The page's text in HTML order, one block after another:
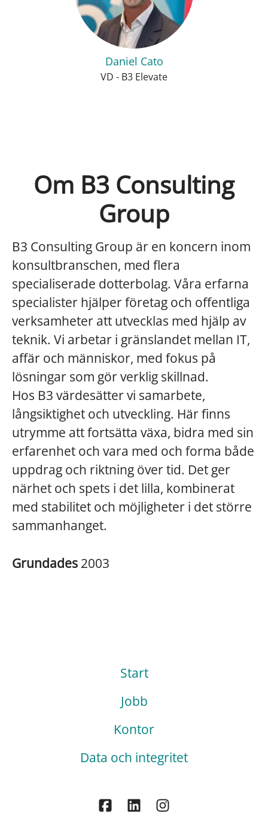
Daniel Cato
VD - B3 Elevate
Om B3 Consulting
Group
B3 Consulting Group är en koncern inom
konsultbranschen, med flera
specialiserade dotterbolag. Våra erfarna
specialister hjälper företag och offentliga
verksamheter att utvecklas med hjälp av
teknik. Vi arbetar i gränslandet mellan IT,
affär och människor, med fokus på
lösningar som gör verklig skillnad.
Hos B3 värdesätter vi samarbete,
långsiktighet och utveckling. Här finns
utrymme att fortsätta växa, bidra med sin
erfarenhet och vara med och forma både
uppdrag och riktning över tid. Det ger
närhet och spets i det lilla, kombinerat
med stabilitet och möjligheter i det större
sammanhanget.
Grundades 2003
Start
Jobb
Kontor
Data och integritet